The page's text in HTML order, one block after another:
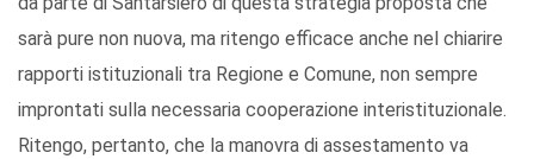
sarà pure non nuova, ma ritengo efficace anche nel chiarire
rapporti istituzionali tra Regione e Comune, non sempre
improntati sulla necessaria cooperazione interistituzionale.
Ritengo, pertanto, che la manovra di assestamento va